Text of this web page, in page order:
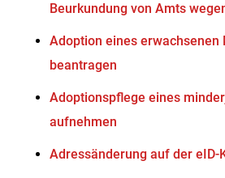
Beurkundung von Amts
Adoption eines erwachsenen
beantragen
Adoptionspflege eines
aufnehmen
Adressänderung auf der eID-